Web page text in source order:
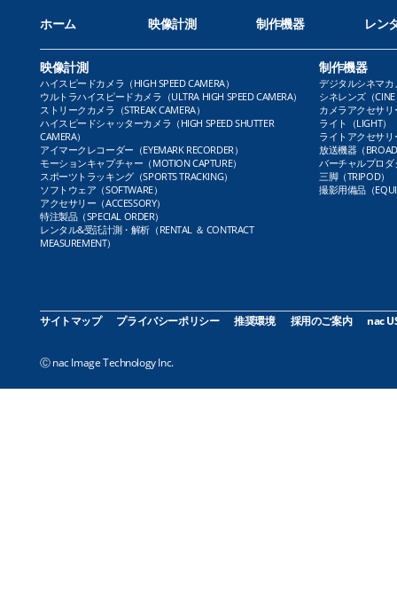
ホーム 映像計測 制作機器 レン
映像計測
ハイスピードカメラ（HIGH SPEED CAMERA）
ウルトラハイスピードカメラ（ULTRA HIGH SPEED CAMERA）
ストリークカメラ（STREAK CAMERA）
ハイスピードシャッターカメラ（HIGH SPEED SHUTTER
CAMERA）
アイマークレコーダー（EYEMARK RECORDER）
モーションキャプチャー（MOTION CAPTURE）
スポーツトラッキング（SPORTS TRACKING）
ソフトウェア（SOFTWARE）
アクセサリー（ACCESSORY）
特注製品（SPECIAL ORDER）
レンタル&受託計測・解析（RENTAL ＆ CONTRACT
MEASUREMENT）
制作機器
デジタルシネマカ
シネレンズ（CINE
カメラアクセサリ
ライト（LIGHT）
ライトアクセサリ
放送機器（
バーチャルプロダ
三脚（TRIPOD）
撮影用備品（
サイトマップ プライバシーポリシー 推奨環境 採用のご案内 nac
Ⓒ nac Image Technology Inc.